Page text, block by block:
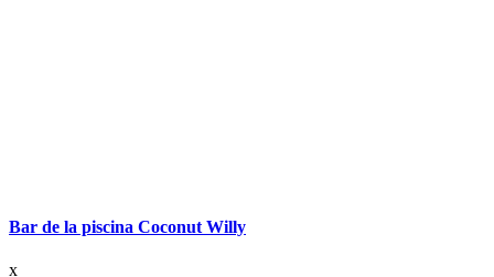
Bar de la piscina Coconut Willy
x